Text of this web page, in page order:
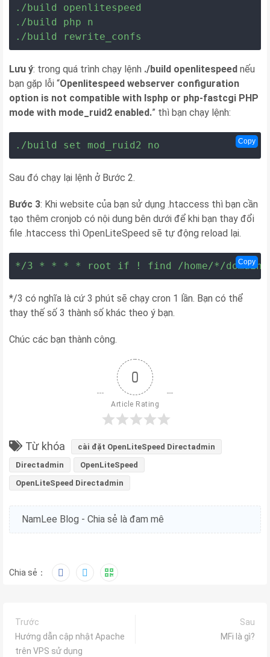
./build openlitespeed
./build php n
./build rewrite_confs
Lưu ý: trong quá trình chạy lệnh ./build openlitespeed nếu
bạn gặp lỗi “Openlitespeed webserver configuration
option is not compatible with lsphp or php-fastcgi PHP
mode with mode_ruid2 enabled.” thì bạn chạy lệnh:
./build set mod_ruid2 no Copy
Sau đó chạy lại lệnh ở Bước 2.
Bước 3: Khi website của bạn sử dụng .htaccess thì bạn cần
tạo thêm cronjob có nội dung bên dưới để khi bạn thay đổi
file .htaccess thì OpenLiteSpeed sẽ tự động reload lại.
*/3 * * * * root if ! find /home/*/ Copy
*/3 có nghĩa là cứ 3 phút sẽ chạy cron 1 lần. Bạn có thể
thay thế số 3 thành số khác theo ý bạn.
Chúc các bạn thành công.
0
Article Rating
Từ khóa
cài đặt OpenLiteSpeed Directadmin
Directadmin
OpenLiteSpeed
OpenLiteSpeed Directadmin
NamLee Blog - Chia sẻ là đam mê
Chia sẻ：
Trước
Hướng dẫn cập nhật Apache
trên VPS sử dụng
Sau
MFi là gì?